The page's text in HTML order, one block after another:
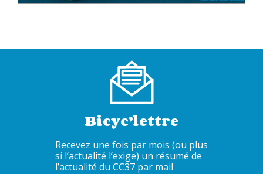
Bicyc’lettre
Recevez une fois par mois (ou plus
si l’actualité l’exige) un résumé de
l’actualité du CC37 par mail